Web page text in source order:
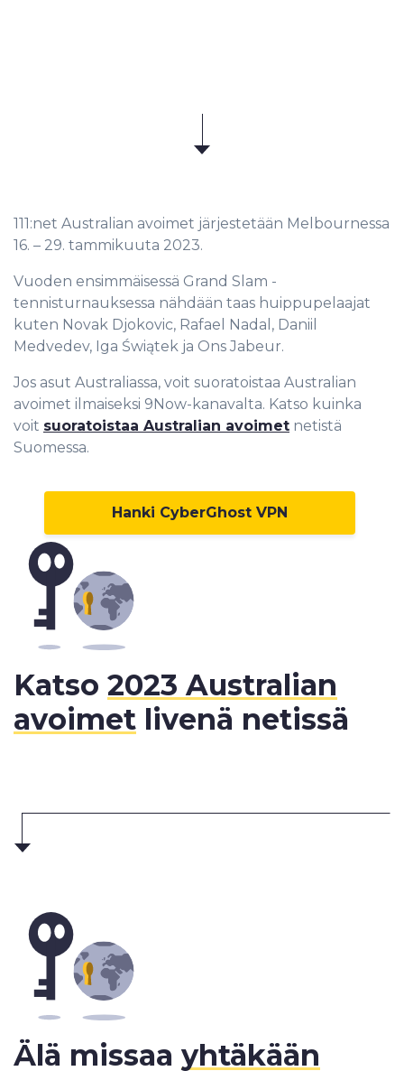
111:net Australian avoimet järjestetään Melbournessa
16. – 29. tammikuuta 2023.
Vuoden ensimmäisessä Grand Slam -
tennisturnauksessa nähdään taas huippupelaajat
kuten Novak Djokovic, Rafael Nadal, Daniil
Medvedev, Iga Świątek ja Ons Jabeur.
Jos asut Australiassa, voit suoratoistaa Australian
avoimet ilmaiseksi 9Now-kanavalta. Katso kuinka
voit suoratoistaa Australian avoimet netistä
Suomessa.
Hanki CyberGhost VPN
Katso 2023 Australian
avoimet livenä netissä
Älä missaa yhtäkään